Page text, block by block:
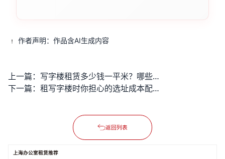
作者声明：作品含AI生成内容
上一篇：
写字楼租赁多少钱一平米？哪些因素影响租金高低？
下一篇：
租写字楼时你担心的选址成本配套问题2024年能解决吗？
返回列表
上海办公室租赁推荐